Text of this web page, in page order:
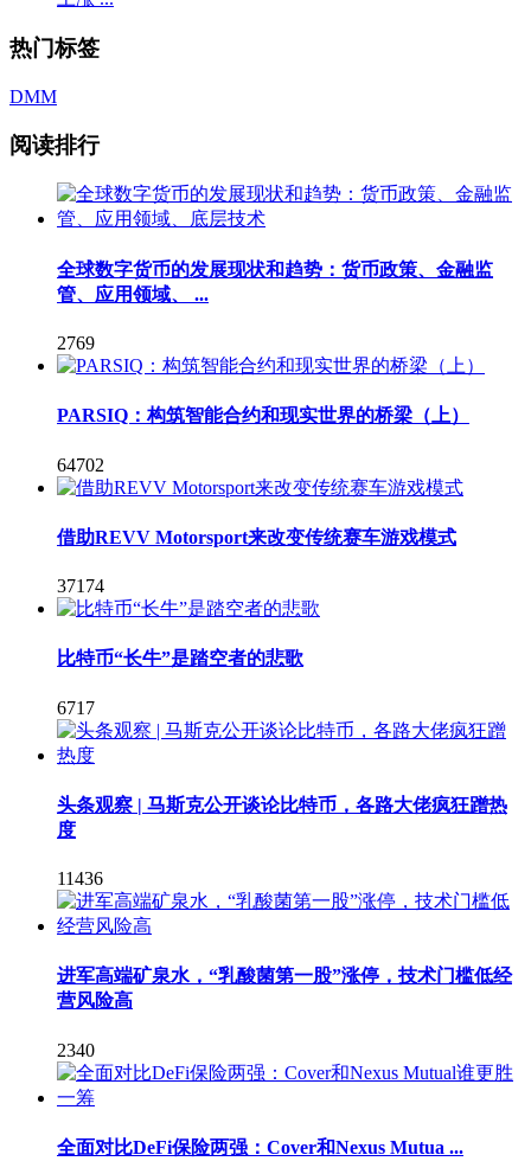
热门标签
DMM
阅读排行
全球数字货币的发展现状和趋势：货币政策、金融监
管、应用领域、 ...
2769
PARSIQ：构筑智能合约和现实世界的桥梁（上）
64702
借助REVV Motorsport来改变传统赛车游戏模式
37174
比特币“长牛”是踏空者的悲歌
6717
头条观察 | 马斯克公开谈论比特币，各路大佬疯狂蹭热
度
11436
进军高端矿泉水，“乳酸菌第一股”涨停，技术门槛低经
营风险高
2340
全面对比DeFi保险两强：Cover和Nexus Mutua ...